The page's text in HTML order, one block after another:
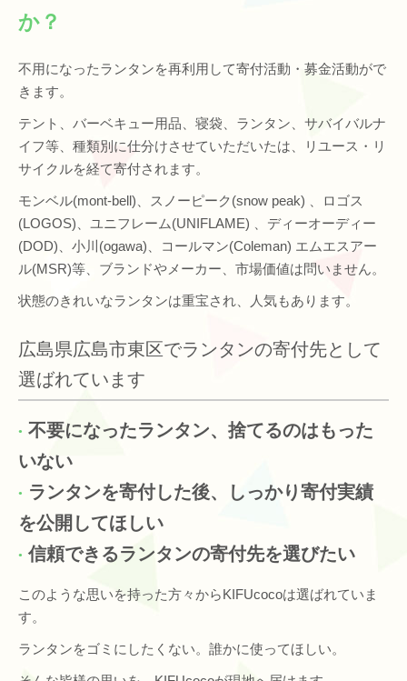
か？
不用になったランタンを再利用して寄付活動・募金活動がで
きます。
テント、バーベキュー用品、寝袋、ランタン、サバイバルナ
イフ等、種類別に仕分けさせていただいたは、リユース・リ
サイクルを経て寄付されます。
モンベル(mont‐bell)、スノーピーク(snow peak) 、ロゴス
(LOGOS)、ユニフレーム(UNIFLAME) 、ディーオーディー
(DOD)、小川(ogawa)、コールマン(Coleman) エムエスアー
ル(MSR)等、ブランドやメーカー、市場価値は問いません。
状態のきれいなランタンは重宝され、人気もあります。
広島県広島市東区でランタンの寄付先として
選ばれています
不要になったランタン、捨てるのはもった
いない
ランタンを寄付した後、しっかり寄付実績
を公開してほしい
信頼できるランタンの寄付先を選びたい
このような思いを持った方々からKIFUcocoは選ばれていま
す。
ランタンをゴミにしたくない。誰かに使ってほしい。